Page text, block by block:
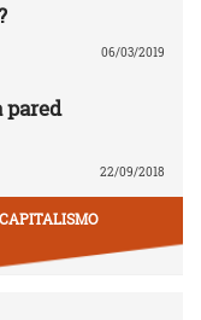
06/03/2019
pared
22/09/2018